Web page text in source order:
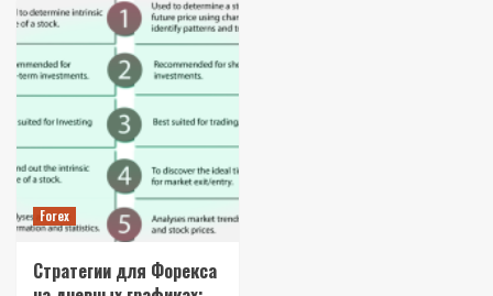
Forex
Стратегии для Форекса